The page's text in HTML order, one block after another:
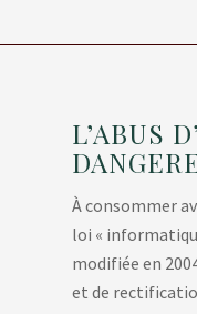
L’ABUS
À consommer
loi «
modifiée en
et de